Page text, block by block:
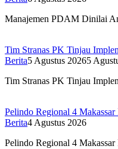
Manajemen PDAM Dinilai
Tim Stranas PK Tinjau
Berita5 Agustus 20265
Tim Stranas PK Tinjau
Pelindo Regional 4
Berita4 Agustus 2026
Pelindo Regional 4